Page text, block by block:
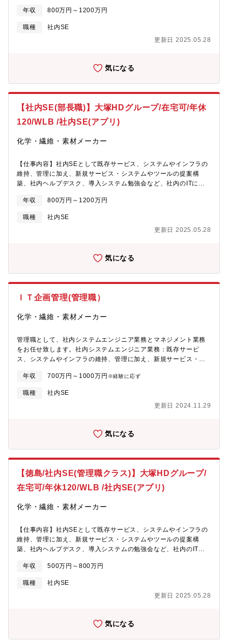
ルではなく「人」として伴走します。 大企業からのセキュリテ
業のITインフラを根本から支え、顧客から直接頼られ、感謝され
るという大きなやりがいを得られます。【働き方】フルリモー
す。また、コアタイムのない7時間勤務（1日）を基準に月の歴日
ます。
善提案、および変更・運用・障害管理・情報系アプリケーション
の構築と運用、ローコード開発(RPA、ワークフロー、MS365ほ
か)・情報セキュリティ管理、GMP管理、内部統制、ホームページ
管理・サーバー、ネットワーク等のインフラ管理(グループ共有IT
で、年間休日120日以上。残業20時間程度で、賞与実績は平均7.5
にしています。【当社ついて】1950年に設立され、無機薬品、有
い化学製品を開発・製造し、自動車、電気・電子、住宅、医療等
多様な産業分野・グローバル市場へ展開し、景気変動を受けにく
年収 800万円～1200万円
職種
社内SE
更新日 2025.05.28
気になる
【社内SE(部長職)】大塚HDグループ/在宅可/年休
120/WLB /社内SE(アプリ)
化学・繊維・素材メーカー
【仕事内容】社内SEとして既存サービス、システムやインフラの
維持、管理に加え、新規サービス・システムやツールの提案構
築、社内ヘルプデスク、導入システム勉強会など、社内のITに関
善提案、および変更・運用・障害管理・情報系アプリケーション
の構築と運用、ローコード開発(RPA、ワークフロー、MS365ほ
か)・情報セキュリティ管理、GMP管理、内部統制、ホームページ
管理・サーバー、ネットワーク等のインフラ管理(グループ共有IT
で、年間休日120日以上。残業20時間程度で、賞与実績は平均7.5
にしています。【当社ついて】1950年に設立され、無機薬品、有
い化学製品を開発・製造し、自動車、電気・電子、住宅、医療等
いです!【配属先情報】IT企画部(徳島工場内)
年収 800万円～1200万円
職種
社内SE
更新日 2025.05.28
気になる
ＩＴ企画管理(管理職）
化学・繊維・素材メーカー
管理職として、社内システムエンジニア業務とマネジメント業務
をお任せ致します。社内システムエンジニア業務：既存サービ
ス、システムやインフラの維持、管理に加え、新規サービス・シ
勉強会など、社内のITに関わる幅広い業務に携わっていただきま
す。・基幹系システムの業務改善提案、および変更・運用・障害
管理・情報系アプリケーションの構築と運用、ローコード開発
（RPA、ワークフロー、MS365ほか）・情報セキュリティ管理、
年収 700万円～1000万円 ※経験に応ず
職種
社内SE
更新日 2024.11.29
気になる
【徳島/社内SE(管理職クラス)】大塚HDグループ/
在宅可/年休120/WLB /社内SE(アプリ)
化学・繊維・素材メーカー
【仕事内容】社内SEとして既存サービス、システムやインフラの
維持、管理に加え、新規サービス・システムやツールの提案構
築、社内ヘルプデスク、導入システムの勉強会など、社内のITに
改善提案、および変更・運用・障害管理・情報系アプリケーショ
ンの構築と運用、ローコード開発(RPA、ワークフロー、MS365ほ
か)・情報セキュリティ管理、GMP管理、内部統制、ホームページ
管理・サーバー、ネットワーク等のインフラ管理(グループ共有IT
で、年間休日120日以上。残業20時間程度で、賞与実績は平均7.5
年収 500万円～800万円
職種
社内SE
更新日 2025.05.28
気になる